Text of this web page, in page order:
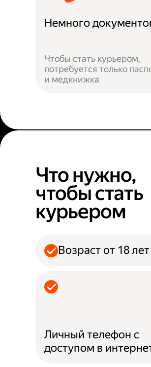
Немного
Чтобы стать курьером,
потребуется только
и медкнижка
Что нужно,
чтобы стать
курьером
Возраст от 18 лет
Личный телефон с
доступом в